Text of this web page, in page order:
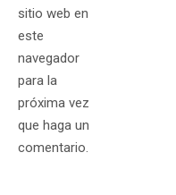
sitio web en
este
navegador
para la
próxima vez
que haga un
comentario.